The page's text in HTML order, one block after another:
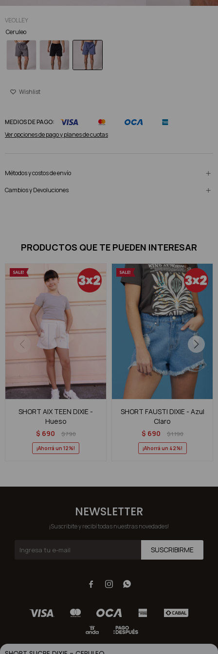
VEOLLEY
Ceruleo
MEDIOS DE PAGO:
Ver opciones de pago y planes de cuotas
Métodos y costos de envío
Cambios y Devoluciones
PRODUCTOS QUE TE PUEDEN INTERESAR
SHORT AIX TEEN DIXIE -
Hueso
$ 690 $790
12
SHORT FAUSTI DIXIE - Azul
Claro
$ 690 $1.190
42
NEWSLETTER
¡Suscribite y recibí todas nuestras novedades!
SUSCRIBIRME
  